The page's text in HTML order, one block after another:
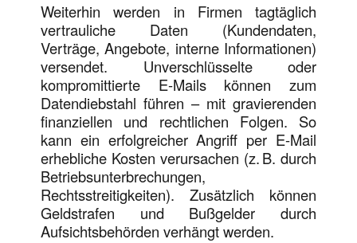
Weiterhin werden in Firmen tagtäglich
vertrauliche Daten (Kundendaten,
Verträge, Angebote, interne Informationen)
versendet. Unverschlüsselte oder
kompromittierte E-Mails können zum
Datendiebstahl führen – mit gravierenden
finanziellen und rechtlichen Folgen. So
kann ein erfolgreicher Angriff per E-Mail
erhebliche Kosten verursachen (z. B. durch
Betriebsunterbrechungen,
Rechtsstreitigkeiten). Zusätzlich können
Geldstrafen und Bußgelder durch
Aufsichtsbehörden verhängt werden.